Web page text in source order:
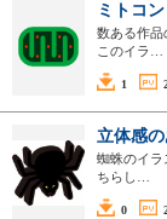
ミトコ
数ある作品
このイラ…
1
立体感
蜘蛛のイラ
ちらし…
0